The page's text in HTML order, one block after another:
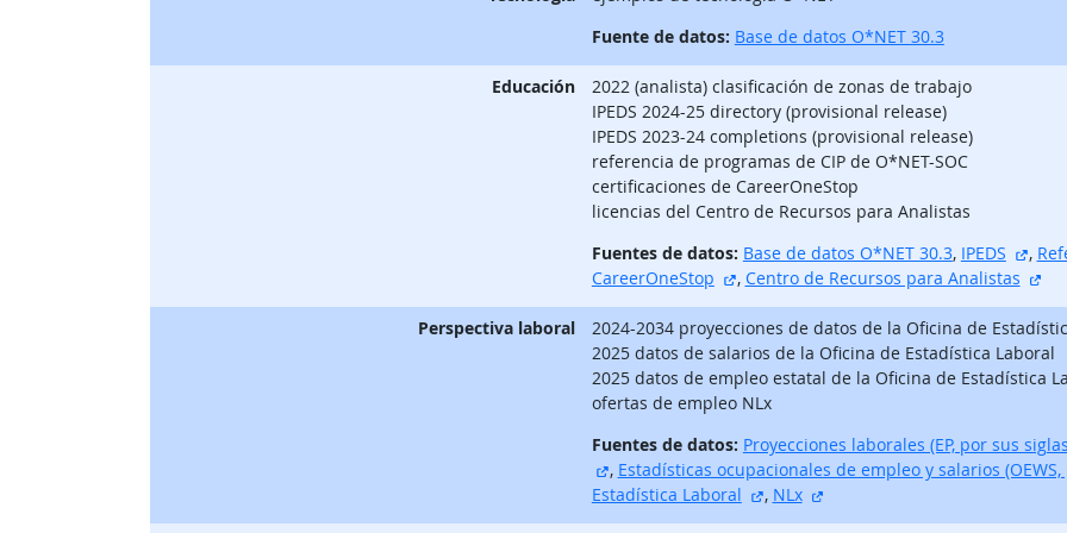
Fuente de datos: Base de datos O*NET 30.3
Educación
2022 (analista) clasificación de zonas de trabajo
IPEDS 2024-25 directory (provisional release)
IPEDS 2023-24 completions (provisional release)
referencia de programas de CIP de O*NET-SOC
certificaciones de CareerOneStop
licencias del Centro de Recursos para Analistas
Fuentes de datos: Base de datos O*NET 30.3, IPEDS sitio
,
CareerOneStop
sitio externo
, Centro de Recursos para Analistas
Perspectiva laboral
2024-2034 proyecciones de datos de la Oficina de
2025 datos de salarios de la Oficina de Estadística Laboral
2025 datos de empleo estatal de la Oficina de Estadística
ofertas de empleo NLx
Fuentes de datos: Proyecciones laborales (EP, por sus
sitio externo
, Estadísticas ocupacionales de empleo y salarios
Estadística Laboral
sitio externo
, NLx